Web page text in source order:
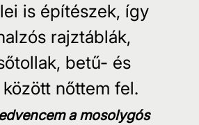
is építészek, így
rajztáblák,
betű- és
nőttem fel.
a mosolygós